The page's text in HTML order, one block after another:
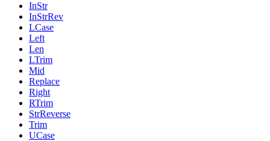
InStr
InStrRev
LCase
Left
Len
LTrim
Mid
Replace
Right
RTrim
StrReverse
Trim
UCase